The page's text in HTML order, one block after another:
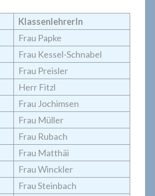
KlassenlehrerIn
Frau Papke
Frau Kessel-Schnabel
Frau Preisler
Herr Fitzl
Frau Jochimsen
Frau Müller
Frau Rubach
Frau Matthäi
Frau Winckler
Frau Steinbach